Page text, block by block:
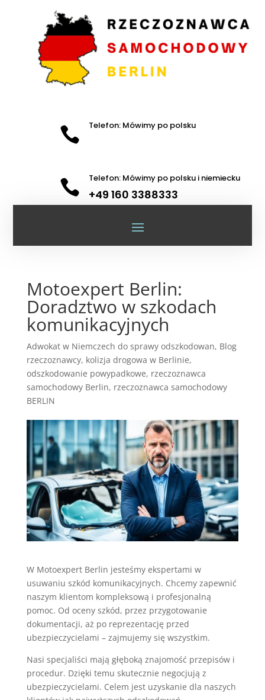
 Telefon: Mówimy po polsku
 Telefon: Mówimy po polsku i niemiecku
+49 160 3388333
Motoexpert Berlin:
Doradztwo w szkodach
komunikacyjnych
Adwokat w Niemczech do sprawy odszkodowan, Blog
rzeczoznawcy, kolizja drogowa w Berlinie,
odszkodowanie powypadkowe, rzeczoznawca
samochodowy Berlin, rzeczoznawca samochodowy
BERLIN
W Motoexpert Berlin jesteśmy ekspertami w
usuwaniu szkód komunikacyjnych. Chcemy zapewnić
naszym klientom kompleksową i profesjonalną
pomoc. Od oceny szkód, przez przygotowanie
dokumentacji, aż po reprezentację przed
ubezpieczycielami – zajmujemy się wszystkim.
Nasi specjaliści mają głęboką znajomość przepisów i
procedur. Dzięki temu skutecznie negocjują z
ubezpieczycielami. Celem jest uzyskanie dla naszych